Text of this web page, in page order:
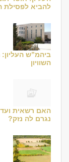
להביא לפסילת
ביהמ”ש
השוויון
האם רשאית
נגרם לה נזק?